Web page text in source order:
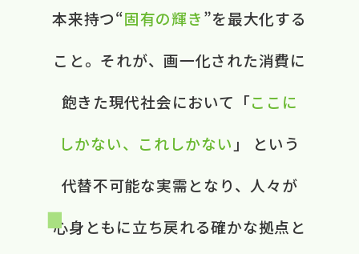
本来​持つ“固有の​輝き”を​最大化する​
こと。​ それが、​画一化された​消費に​
飽きた​現代社会に​おいて​ ​「ここに​
しかない、​これしかない 」 と​いう​
代替不可能な​実需と​なり、​ 人々が​
心身ともに​立ち戻れる​ 確かな​拠点と​